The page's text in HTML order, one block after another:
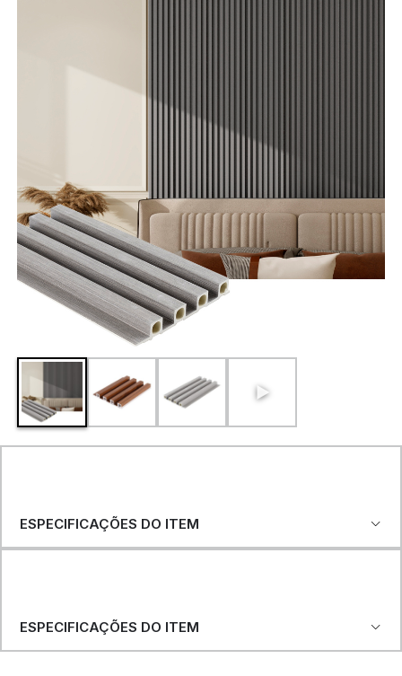
ESPECIFICAÇÕES DO ITEM
ESPECIFICAÇÕES DO ITEM